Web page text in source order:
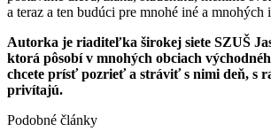
a teraz a ten budúci pre mnohé iné a mnohých
Autorka je riaditeľka širokej siete SZUŠ
ktorá pôsobí v mnohých obciach
chcete prísť pozrieť a stráviť s nimi deň, s
privítajú.
Podobné články